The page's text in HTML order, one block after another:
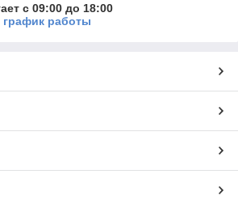
с 09:00 до 18:00
график работы